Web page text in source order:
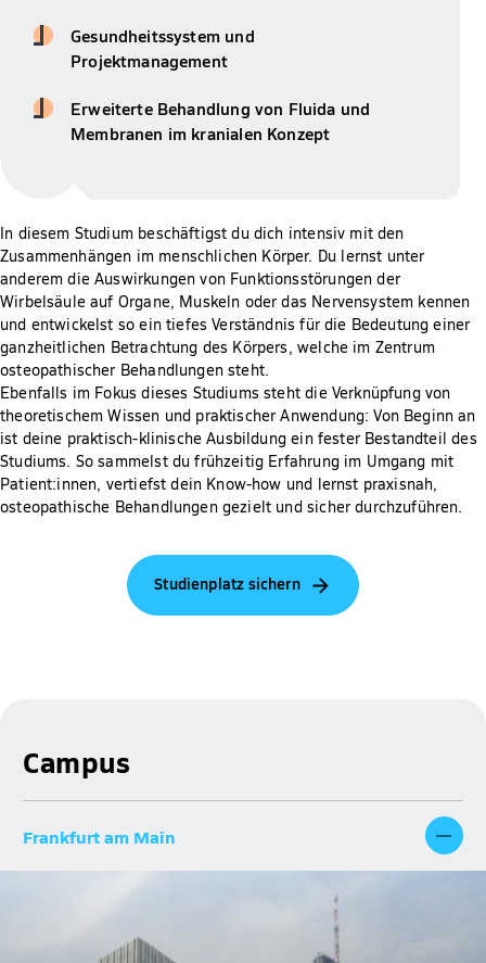
Gesundheitssystem und
Projektmanagement
Erweiterte Behandlung von Fluida und
Membranen im kranialen Konzept
In diesem Studium beschäftigst du dich intensiv mit den
Zusammenhängen im menschlichen Körper. Du lernst unter
anderem die Auswirkungen von Funktionsstörungen der
Wirbelsäule auf Organe, Muskeln oder das Nervensystem kennen
und entwickelst so ein tiefes Verständnis für die Bedeutung einer
ganzheitlichen Betrachtung des Körpers, welche im Zentrum
osteopathischer Behandlungen steht.
Ebenfalls im Fokus dieses Studiums steht die Verknüpfung von
theoretischem Wissen und praktischer Anwendung: Von Beginn an
ist deine praktisch-klinische Ausbildung ein fester Bestandteil des
Studiums. So sammelst du frühzeitig Erfahrung im Umgang mit
Patient:innen, vertiefst dein Know-how und lernst praxisnah,
osteopathische Behandlungen gezielt und sicher durchzuführen.
Studienplatz sichern
Campus
Frankfurt am Main